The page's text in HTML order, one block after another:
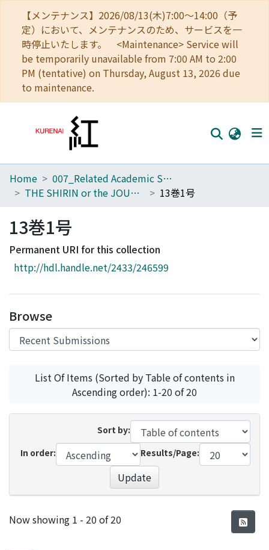
【メンテナンス】2026/08/13(木)7:00～14:00（予
定）において、メンテナンスのため、サービスを一
時停止いたします。 <Maintenance> Service will
be temporarily unavailable from 7:00 AM to 2:00
PM (tentative) on Thursday, August 13, 2026 due
to maintenance.
Home
Browse
Download Ranking
Access Statistics
Home
007_Related Academic Societies
THE SHIRIN or the JOURNAL OF HISTORY
13巻1号
13巻1号
Permanent URI for this collection
http://hdl.handle.net/2433/246599
Browse
List Of Items (Sorted by Table of contents in
Ascending order): 1-20 of 20
Sort by:
In order:
Results/Page:
Update
Recent Submissions
Now showing 1 - 20 of 20